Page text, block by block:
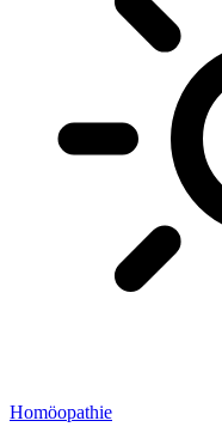
Homöopathie